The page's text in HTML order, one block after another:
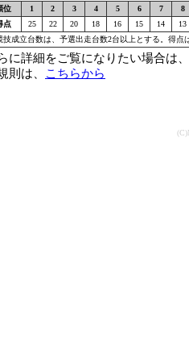
位 1 2 3 4 5 6 7
8
点
25 22 20 18 16 15 14
13
成立台数は、予選出走台数2台以上とする。得点
に詳細をご覧になりたい場合は
則は、
こちらから